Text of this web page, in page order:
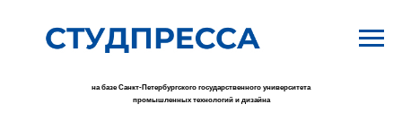
на базе Санкт-Петербургского государственного университета
промышленных технологий и дизайна